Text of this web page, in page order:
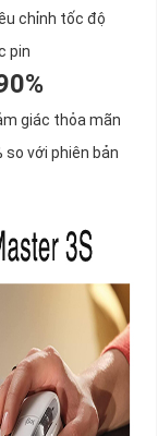
chỉnh tốc độ
pin
giác thỏa mãn
với phiên bản